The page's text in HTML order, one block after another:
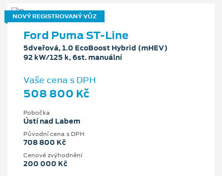
NOVÝ REGISTROVANÝ VŮZ
Ford Puma ST-Line
5dveřová, 1.0 EcoBoost Hybrid (mHEV)
92 kW/125 k, 6st. manuální
Vaše cena s DPH
508 800 Kč
Pobočka
Ústí nad Labem
Původní cena s DPH
708 800 Kč
Cenové zvýhodnění
200 000 Kč